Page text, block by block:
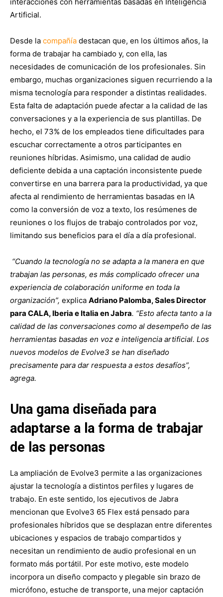
Artificial.
Desde la compañía destacan que, en los últimos años, la
forma de trabajar ha cambiado y, con ella, las
necesidades de comunicación de los profesionales. Sin
embargo, muchas organizaciones siguen recurriendo a la
misma tecnología para responder a distintas realidades.
Esta falta de adaptación puede afectar a la calidad de las
conversaciones y a la experiencia de sus plantillas. De
hecho, el 73% de los empleados tiene dificultades para
escuchar correctamente a otros participantes en
reuniones híbridas. Asimismo, una calidad de audio
deficiente debida a una captación inconsistente puede
convertirse en una barrera para la productividad, ya que
afecta al rendimiento de herramientas basadas en IA
como la conversión de voz a texto, los resúmenes de
reuniones o los flujos de trabajo controlados por voz,
limitando sus beneficios para el día a día profesional.
“Cuando la tecnología no se adapta a la manera en que
trabajan las personas, es más complicado ofrecer una
experiencia de colaboración uniforme en toda la
organización”, explica Adriano Palomba, Sales Director
para CALA, Iberia e Italia en Jabra. “Esto afecta tanto a la
calidad de las conversaciones como al desempeño de las
herramientas basadas en voz e inteligencia artificial. Los
nuevos modelos de Evolve3 se han diseñado
precisamente para dar respuesta a estos desafíos”,
agrega.
Una gama diseñada para
adaptarse a la forma de trabajar
de las personas
La ampliación de Evolve3 permite a las organizaciones
ajustar la tecnología a distintos perfiles y lugares de
trabajo. En este sentido, los ejecutivos de Jabra
mencionan que Evolve3 65 Flex está pensado para
profesionales híbridos que se desplazan entre diferentes
ubicaciones y espacios de trabajo compartidos y
necesitan un rendimiento de audio profesional en un
formato más portátil. Por este motivo, este modelo
incorpora un diseño compacto y plegable sin brazo de
micrófono, estuche de transporte, una mejor captación